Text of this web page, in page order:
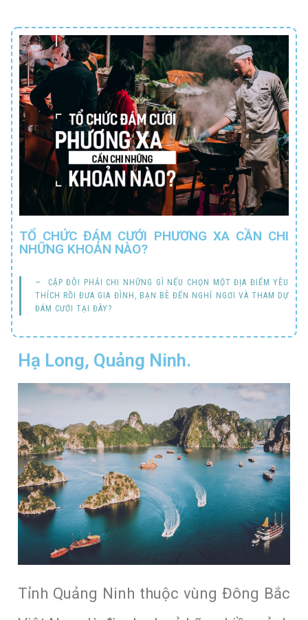
TỔ CHỨC ĐÁM CƯỚI PHƯƠNG XA CẦN CHI
NHỮNG KHOẢN NÀO?
CẶP ĐÔI PHẢI CHI NHỮNG GÌ NẾU CHỌN MỘT ĐỊA ĐIỂM YÊU
THÍCH RỒI ĐƯA GIA ĐÌNH, BẠN BÈ ĐẾN NGHỈ NGƠI VÀ THAM DỰ
ĐÁM CƯỚI TẠI ĐÂY?
Hạ Long, Quảng Ninh.
Tỉnh Quảng Ninh thuộc vùng Đông Bắc